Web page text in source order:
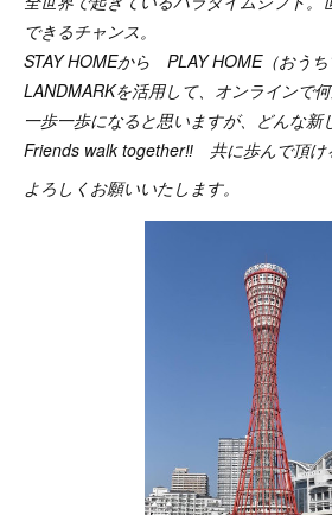
できるチャンス。
STAY HOMEから PLAY HOME（おうち
LANDMARKを活用して、オンラインで何
一歩一歩になると思いますが、どんな新
Friends walk together‼ 共に歩んで頂け
よろしくお願いいたします。